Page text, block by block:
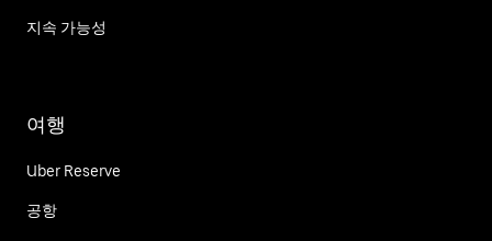
지속 가능성
여행
Uber Reserve
공항